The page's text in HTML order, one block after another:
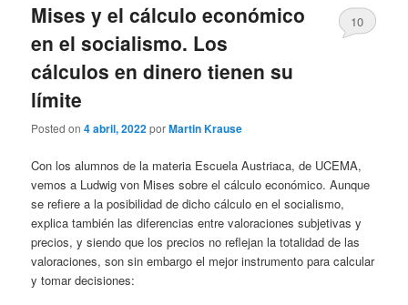
Mises y el cálculo económico
en el socialismo. Los
cálculos en dinero tienen su
límite
Posted on4 abril, 2022porMartin Krause
10
Con los alumnos de la materia Escuela Austriaca, de UCEMA,
vemos a Ludwig von Mises sobre el cálculo económico. Aunque
se refiere a la posibilidad de dicho cálculo en el socialismo,
explica también las diferencias entre valoraciones subjetivas y
precios, y siendo que los precios no reflejan la totalidad de las
valoraciones, son sin embargo el mejor instrumento para calcular
y tomar decisiones: